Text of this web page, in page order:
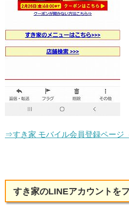
⇒すき家 モバイル会員登録ページ
すき家のLINEアカウントを